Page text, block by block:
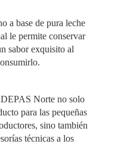
a base de pura leche
le permite conservar
sabor exquisito al
Norte no solo
para las pequeñas
sino también
técnicas a los